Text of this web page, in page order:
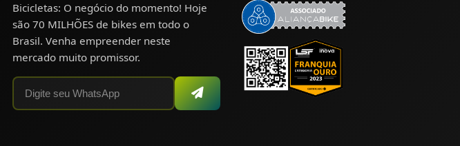
Bicicletas: O negócio do momento! Hoje
são 70 MILHÕES de bikes em todo o
Brasil. Venha empreender neste
mercado muito promissor.